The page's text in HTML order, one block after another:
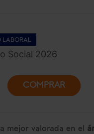
LABORAL
Social 2026
COMPRAR
mejor valorada en el